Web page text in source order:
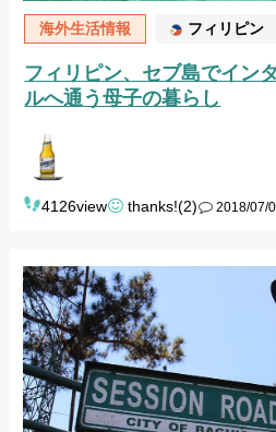
海外生活情報 フィリピン
フィリピン、セブ島でイン
ルへ通う母子の暮らし
4126view thanks!(2) 2018/07/